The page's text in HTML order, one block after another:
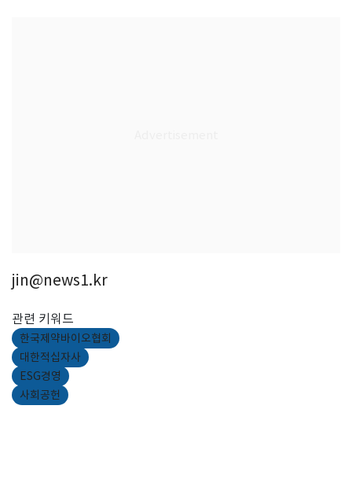
jin@news1.kr
관련 키워드
한국제약바이오협회
대한적십자사
ESG경영
사회공헌